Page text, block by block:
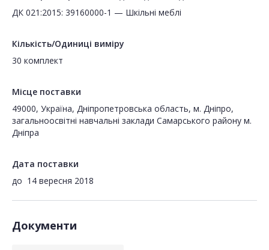
ДК 021:2015: 39160000-1 — Шкільні меблі
Кількість/Одиниці виміру
30 комплект
Місце поставки
49000, Україна, Дніпропетровська область, м. Дніпро,
загальноосвітні навчальні заклади Самарського району м.
Дніпра
Дата поставки
до 14 вересня 2018
Документи